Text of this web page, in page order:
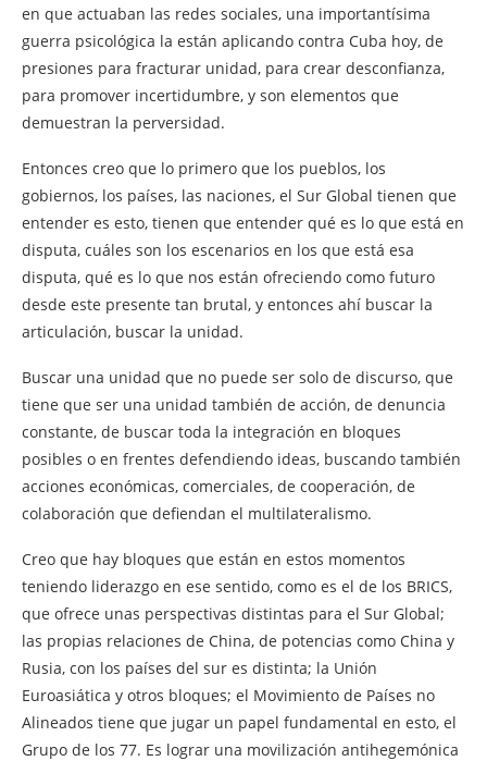
en que actuaban las redes sociales, una importantísima
guerra psicológica la están aplicando contra Cuba hoy, de
presiones para fracturar unidad, para crear desconfianza,
para promover incertidumbre, y son elementos que
demuestran la perversidad.
Entonces creo que lo primero que los pueblos, los
gobiernos, los países, las naciones, el Sur Global tienen que
entender es esto, tienen que entender qué es lo que está en
disputa, cuáles son los escenarios en los que está esa
disputa, qué es lo que nos están ofreciendo como futuro
desde este presente tan brutal, y entonces ahí buscar la
articulación, buscar la unidad.
Buscar una unidad que no puede ser solo de discurso, que
tiene que ser una unidad también de acción, de denuncia
constante, de buscar toda la integración en bloques
posibles o en frentes defendiendo ideas, buscando también
acciones económicas, comerciales, de cooperación, de
colaboración que defiendan el multilateralismo.
Creo que hay bloques que están en estos momentos
teniendo liderazgo en ese sentido, como es el de los BRICS,
que ofrece unas perspectivas distintas para el Sur Global;
las propias relaciones de China, de potencias como China y
Rusia, con los países del sur es distinta; la Unión
Euroasiática y otros bloques; el Movimiento de Países no
Alineados tiene que jugar un papel fundamental en esto, el
Grupo de los 77. Es lograr una movilización antihegemónica